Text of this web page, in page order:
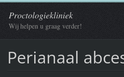
Proctologiekliniek
Wij helpen u graag verder!
Perianaal